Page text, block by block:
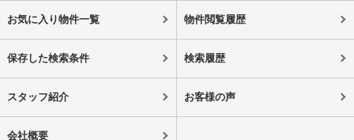
お気に入り物件一覧 物件閲覧履歴
保存した検索条件 検索履歴
スタッフ紹介 お客様の声
会社概要